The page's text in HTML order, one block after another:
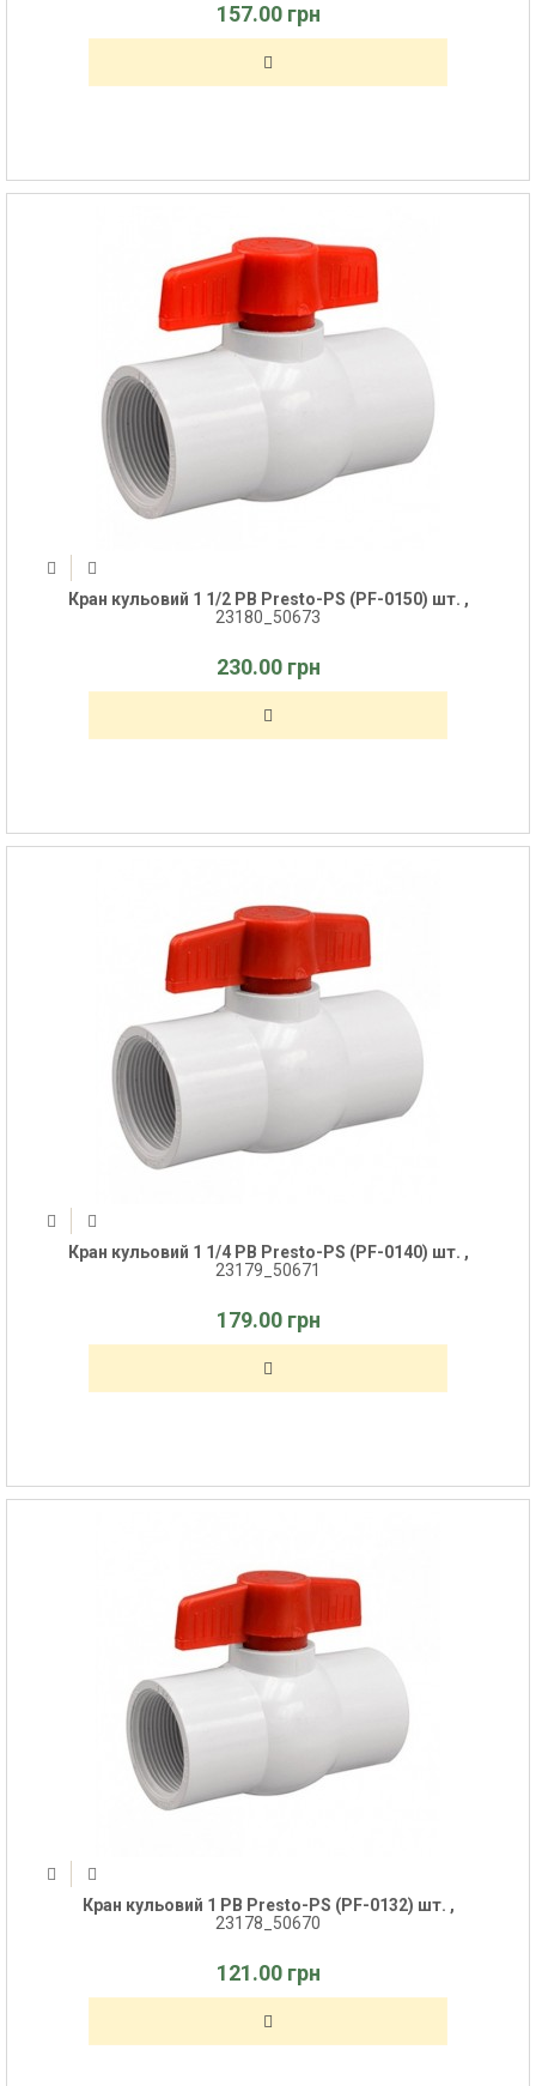
157.00 грн
Кран кульовий 1 1/2 РВ Presto-PS (PF-0150) шт. ,
23180_50673
230.00 грн
Кран кульовий 1 1/4 РВ Presto-PS (PF-0140) шт. ,
23179_50671
179.00 грн
Кран кульовий 1 РВ Presto-PS (PF-0132) шт. ,
23178_50670
121.00 грн